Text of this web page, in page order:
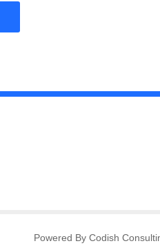
Powered By Codish